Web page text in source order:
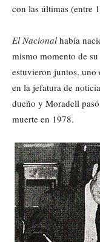
con las últimas (entre
El Nacional había
mismo momento de
estuvieron juntos,
en la jefatura de
dueño y Moradell
muerte en 1978.